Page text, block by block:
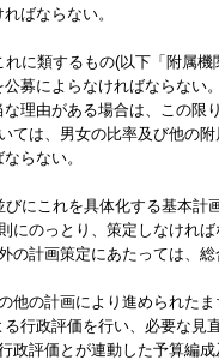
ばならない。
に類するもの(以下「附属機
募によらなければならない
理由がある場合は、この限り
は、男女の比率及び他の
らない。
にこれを具体化する基本計
にのっとり、策定しなければ
計画策定にあたっては、
の計画により進められた
行政評価を行い、必要な見
評価とが連動した予算編